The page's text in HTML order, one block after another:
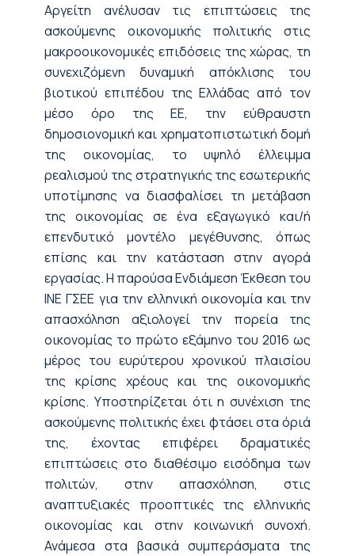
Αργείτη ανέλυσαν τις επιπτώσεις της
ασκούμενης οικονομικής πολιτικής στις
μακροοικονομικές επιδόσεις της χώρας, τη
συνεχιζόμενη δυναμική απόκλισης του
βιοτικού επιπέδου της Ελλάδας από τον
μέσο όρο της ΕΕ, την εύθραυστη
δημοσιονομική και χρηματοπιστωτική δομή
της οικονομίας, το υψηλό έλλειμμα
ρεαλισμού της στρατηγικής της εσωτερικής
υποτίμησης να διασφαλίσει τη μετάβαση
της οικονομίας σε ένα εξαγωγικό και/ή
επενδυτικό μοντέλο μεγέθυνσης, όπως
επίσης και την κατάσταση στην αγορά
εργασίας. Η παρούσα Ενδιάμεση Έκθεση του
ΙΝΕ ΓΣΕΕ για την ελληνική οικονομία και την
απασχόληση αξιολογεί την πορεία της
οικονομίας το πρώτο εξάμηνο του 2016 ως
μέρος του ευρύτερου χρονικού πλαισίου
της κρίσης χρέους και της οικονομικής
κρίσης. Υποστηρίζεται ότι η συνέχιση της
ασκούμενης πολιτικής έχει φτάσει στα όριά
της, έχοντας επιφέρει δραματικές
επιπτώσεις στο διαθέσιμο εισόδημα των
πολιτών, στην απασχόληση, στις
αναπτυξιακές προοπτικές της ελληνικής
οικονομίας και στην κοινωνική συνοχή.
Ανάμεσα στα βασικά συμπεράσματα της